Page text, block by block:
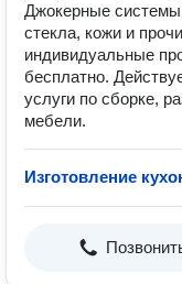
Джокерные
стекла, кожи и
индивидуальные
бесплатно.
услуги по сборке,
мебели.
Изготовление